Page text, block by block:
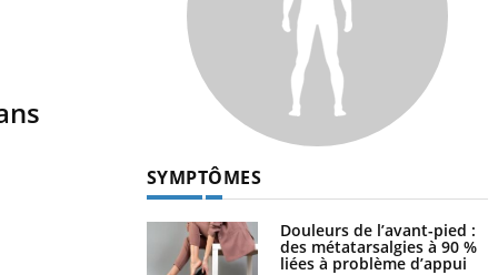
SYMPTÔMES
Douleurs de l’avant-pied :
des métatarsalgies à 90 %
liées à problème d’appui